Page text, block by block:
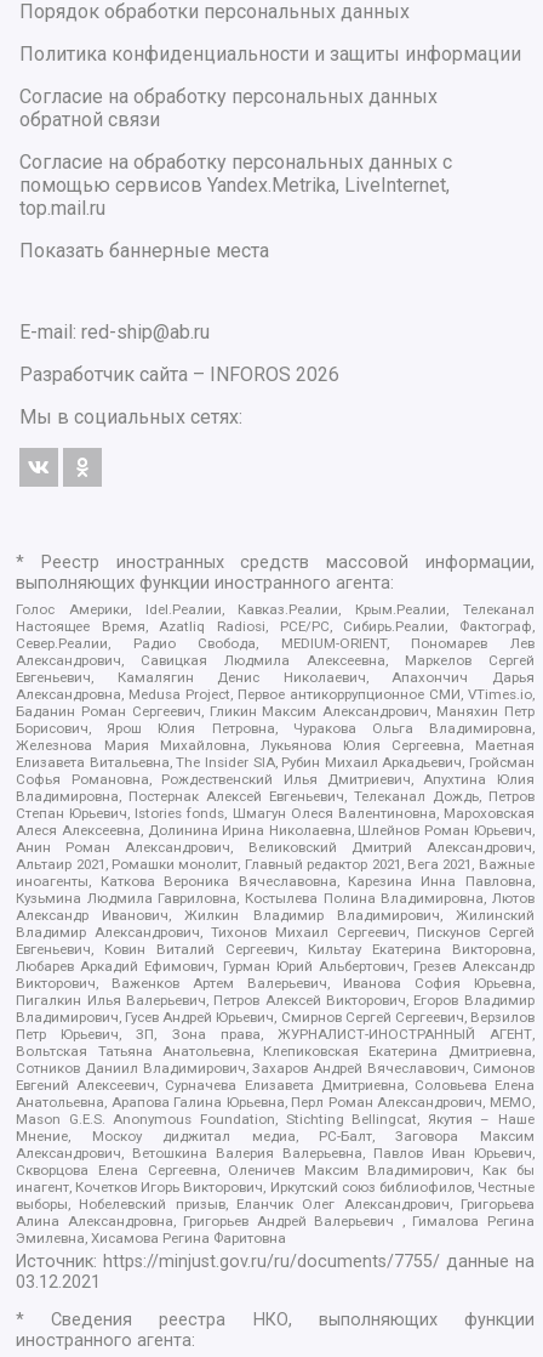
Порядок обработки персональных данных
Политика конфиденциальности и защиты информации
Согласие на обработку персональных данных
обратной связи
Согласие на обработку персональных данных с
помощью сервисов Yandex.Metrika, LiveInternet,
top.mail.ru
Показать баннерные места
E-mail: red-ship@ab.ru
Разработчик сайта –
INFOROS 2026
Мы в социальных сетях:
* Реестр иностранных средств массовой информации,
выполняющих функции иностранного агента:
Голос Америки, Idel.Реалии, Кавказ.Реалии, Крым.Реалии, Телеканал
Настоящее Время, Azatliq Radiosi, PCE/PC, Сибирь.Реалии, Фактограф,
Север.Реалии, Радио Свобода, MEDIUM-ORIENT, Пономарев Лев
Александрович, Савицкая Людмила Алексеевна, Маркелов Сергей
Евгеньевич, Камалягин Денис Николаевич, Апахончич Дарья
Александровна, Medusa Project, Первое антикоррупционное СМИ, VTimes.io,
Баданин Роман Сергеевич, Гликин Максим Александрович, Маняхин Петр
Борисович, Ярош Юлия Петровна, Чуракова Ольга Владимировна,
Железнова Мария Михайловна, Лукьянова Юлия Сергеевна, Маетная
Елизавета Витальевна, The Insider SIA, Рубин Михаил Аркадьевич, Гройсман
Софья Романовна, Рождественский Илья Дмитриевич, Апухтина Юлия
Владимировна, Постернак Алексей Евгеньевич, Телеканал Дождь, Петров
Степан Юрьевич, Istories fonds, Шмагун Олеся Валентиновна, Мароховская
Алеся Алексеевна, Долинина Ирина Николаевна, Шлейнов Роман Юрьевич,
Анин Роман Александрович, Великовский Дмитрий Александрович,
Альтаир 2021, Ромашки монолит, Главный редактор 2021, Вега 2021, Важные
иноагенты, Каткова Вероника Вячеславовна, Карезина Инна Павловна,
Кузьмина Людмила Гавриловна, Костылева Полина Владимировна, Лютов
Александр Иванович, Жилкин Владимир Владимирович, Жилинский
Владимир Александрович, Тихонов Михаил Сергеевич, Пискунов Сергей
Евгеньевич, Ковин Виталий Сергеевич, Кильтау Екатерина Викторовна,
Любарев Аркадий Ефимович, Гурман Юрий Альбертович, Грезев Александр
Викторович, Важенков Артем Валерьевич, Иванова София Юрьевна,
Пигалкин Илья Валерьевич, Петров Алексей Викторович, Егоров Владимир
Владимирович, Гусев Андрей Юрьевич, Смирнов Сергей Сергеевич, Верзилов
Петр Юрьевич, ЗП, Зона права, ЖУРНАЛИСТ-ИНОСТРАННЫЙ АГЕНТ,
Вольтская Татьяна Анатольевна, Клепиковская Екатерина Дмитриевна,
Сотников Даниил Владимирович, Захаров Андрей Вячеславович, Симонов
Евгений Алексеевич, Сурначева Елизавета Дмитриевна, Соловьева Елена
Анатольевна, Арапова Галина Юрьевна, Перл Роман Александрович, МЕМО,
Mason G.E.S. Anonymous Foundation, Stichting Bellingcat, Якутия – Наше
Мнение, Москоу диджитал медиа, РС-Балт, Заговора Максим
Александрович, Ветошкина Валерия Валерьевна, Павлов Иван Юрьевич,
Скворцова Елена Сергеевна, Оленичев Максим Владимирович, Как бы
инагент, Кочетков Игорь Викторович, Иркутский союз библиофилов, Честные
выборы, Нобелевский призыв, Еланчик Олег Александрович, Григорьева
Алина Александровна, Григорьев Андрей Валерьевич , Гималова Регина
Эмилевна, Хисамова Регина Фаритовна
Источник: https://minjust.gov.ru/ru/documents/7755/ данные на
03.12.2021
* Сведения реестра НКО, выполняющих функции
иностранного агента: